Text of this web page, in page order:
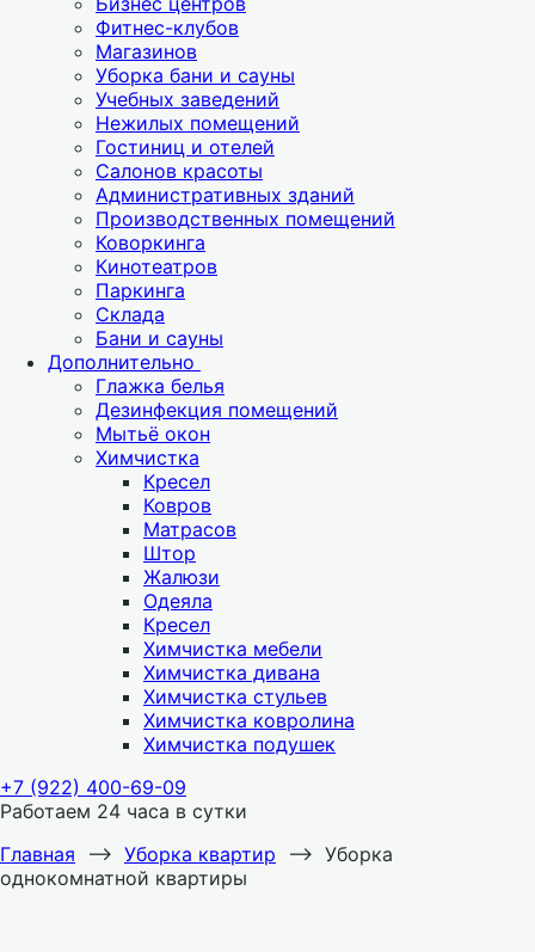
Фитнес-клубов
Магазинов
Уборка бани и сауны
Учебных заведений
Нежилых помещений
Гостиниц и отелей
Салонов красоты
Административных зданий
Производственных помещений
Коворкинга
Кинотеатров
Паркинга
Склада
Бани и сауны
Дополнительно
Глажка белья
Дезинфекция помещений
Мытьё окон
Химчистка
Кресел
Ковров
Матрасов
Штор
Жалюзи
Одеяла
Кресел
Химчистка мебели
Химчистка дивана
Химчистка стульев
Химчистка ковролина
Химчистка подушек
+7 (922) 400-69-09
Работаем 24 часа в сутки
Главная ⟶ Уборка квартир ⟶ Уборка
однокомнатной квартиры